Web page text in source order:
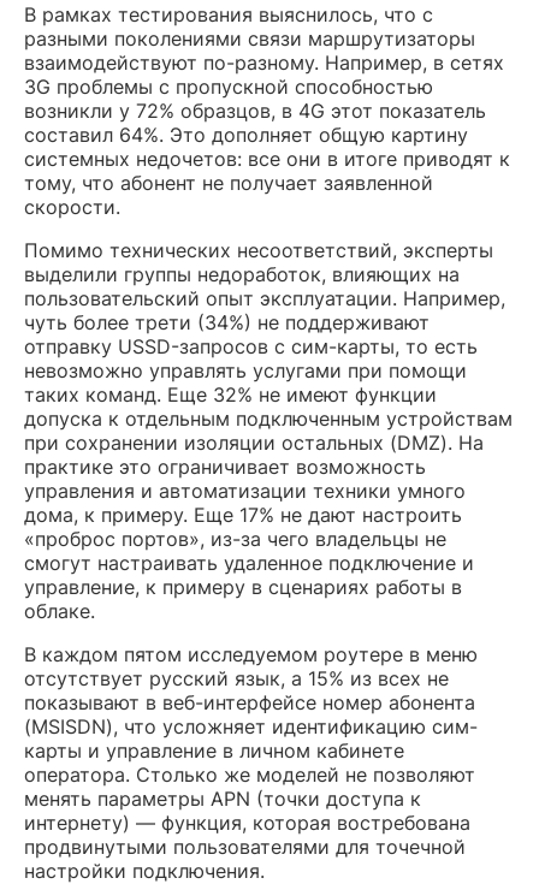
В рамках тестирования выяснилось, что с
разными поколениями связи маршрутизаторы
взаимодействуют по-разному. Например, в сетях
3G проблемы с пропускной способностью
возникли у 72% образцов, в 4G этот показатель
составил 64%. Это дополняет общую картину
системных недочетов: все они в итоге приводят к
тому, что абонент не получает заявленной
скорости.
Помимо технических несоответствий, эксперты
выделили группы недоработок, влияющих на
пользовательский опыт эксплуатации. Например,
чуть более трети (34%) не поддерживают
отправку USSD-запросов с сим-карты, то есть
невозможно управлять услугами при помощи
таких команд. Еще 32% не имеют функции
допуска к отдельным подключенным устройствам
при сохранении изоляции остальных (DMZ). На
практике это ограничивает возможность
управления и автоматизации техники умного
дома, к примеру. Еще 17% не дают настроить
«проброс портов», из-за чего владельцы не
смогут настраивать удаленное подключение и
управление, к примеру в сценариях работы в
облаке.
В каждом пятом исследуемом роутере в меню
отсутствует русский язык, а 15% из всех не
показывают в веб-интерфейсе номер абонента
(MSISDN), что усложняет идентификацию сим-
карты и управление в личном кабинете
оператора. Столько же моделей не позволяют
менять параметры APN (точки доступа к
интернету) — функция, которая востребована
продвинутыми пользователями для точечной
настройки подключения.